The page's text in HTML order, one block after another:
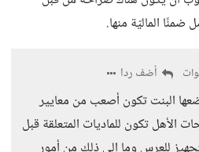
الماليّة منها.
أضف ردا
البنت تكون أصعب من معايير
الأهل تكون للماديات المتعلقة قبل